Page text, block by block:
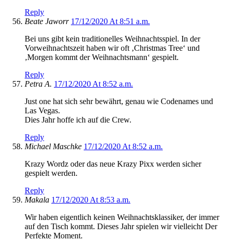
Reply
Beate Jaworr 17/12/2020 At 8:51 a.m.
Bei uns gibt kein traditionelles Weihnachtsspiel. In der
Vorweihnachtszeit haben wir oft ‚Christmas Tree‘ und
‚Morgen kommt der Weihnachtsmann‘ gespielt.
Reply
Petra A. 17/12/2020 At 8:52 a.m.
Just one hat sich sehr bewährt, genau wie Codenames und
Las Vegas.
Dies Jahr hoffe ich auf die Crew.
Reply
Michael Maschke 17/12/2020 At 8:52 a.m.
Krazy Wordz oder das neue Krazy Pixx werden sicher
gespielt werden.
Reply
Makala 17/12/2020 At 8:53 a.m.
Wir haben eigentlich keinen Weihnachtsklassiker, der immer
auf den Tisch kommt. Dieses Jahr spielen wir vielleicht Der
Perfekte Moment.